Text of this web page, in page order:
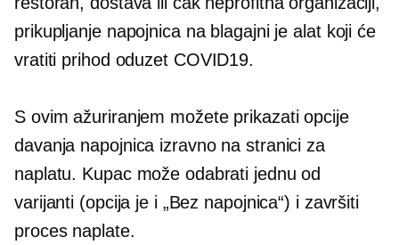
prikupljanje napojnica na blagajni je alat koji će
vratiti prihod oduzet COVID19.
S ovim ažuriranjem možete prikazati opcije
davanja napojnica izravno na stranici za
naplatu. Kupac može odabrati jednu od
varijanti (opcija je i „Bez napojnica“) i završiti
proces naplate.